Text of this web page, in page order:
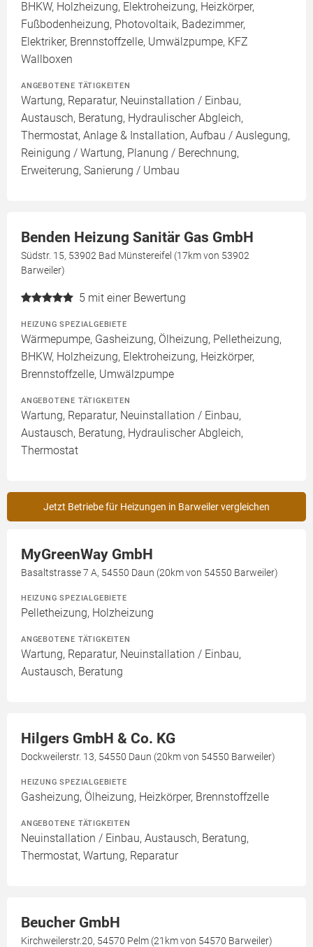
BHKW, Holzheizung, Elektroheizung, Heizkörper,
Fußbodenheizung, Photovoltaik, Badezimmer,
Elektriker, Brennstoffzelle, Umwälzpumpe, KFZ
Wallboxen
ANGEBOTENE TÄTIGKEITEN
Wartung, Reparatur, Neuinstallation / Einbau,
Austausch, Beratung, Hydraulischer Abgleich,
Thermostat, Anlage & Installation, Aufbau / Auslegung,
Reinigung / Wartung, Planung / Berechnung,
Erweiterung, Sanierung / Umbau
Benden Heizung Sanitär Gas GmbH
Südstr. 15, 53902 Bad Münstereifel (17km von 53902
Barweiler)
5 mit einer Bewertung
HEIZUNG SPEZIALGEBIETE
Wärmepumpe, Gasheizung, Ölheizung, Pelletheizung,
BHKW, Holzheizung, Elektroheizung, Heizkörper,
Brennstoffzelle, Umwälzpumpe
ANGEBOTENE TÄTIGKEITEN
Wartung, Reparatur, Neuinstallation / Einbau,
Austausch, Beratung, Hydraulischer Abgleich,
Thermostat
Jetzt Betriebe für Heizungen in Barweiler vergleichen
MyGreenWay GmbH
Basaltstrasse 7 A, 54550 Daun (20km von 54550 Barweiler)
HEIZUNG SPEZIALGEBIETE
Pelletheizung, Holzheizung
ANGEBOTENE TÄTIGKEITEN
Wartung, Reparatur, Neuinstallation / Einbau,
Austausch, Beratung
Hilgers GmbH & Co. KG
Dockweilerstr. 13, 54550 Daun (20km von 54550 Barweiler)
HEIZUNG SPEZIALGEBIETE
Gasheizung, Ölheizung, Heizkörper, Brennstoffzelle
ANGEBOTENE TÄTIGKEITEN
Neuinstallation / Einbau, Austausch, Beratung,
Thermostat, Wartung, Reparatur
Beucher GmbH
Kirchweilerstr.20, 54570 Pelm (21km von 54570 Barweiler)